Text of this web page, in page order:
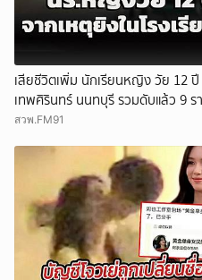
เสียชีวิตเพิ่ม นักเรียนหญิง วัย 12 ปี
เทพศิรินทร์ นนทบุรี รวมดับแล้ว 9 ร
สวพ.FM91